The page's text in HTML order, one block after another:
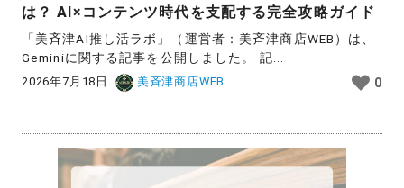
は？ AI×コンテンツ時代を支配する完全攻略ガイド
「美斉津AI推し活ラボ」（運営者：美斉津商店WEB）は、
Geminiに関する記事を公開しました。 記...
2026年7月18日 美斉津商店WEB 0